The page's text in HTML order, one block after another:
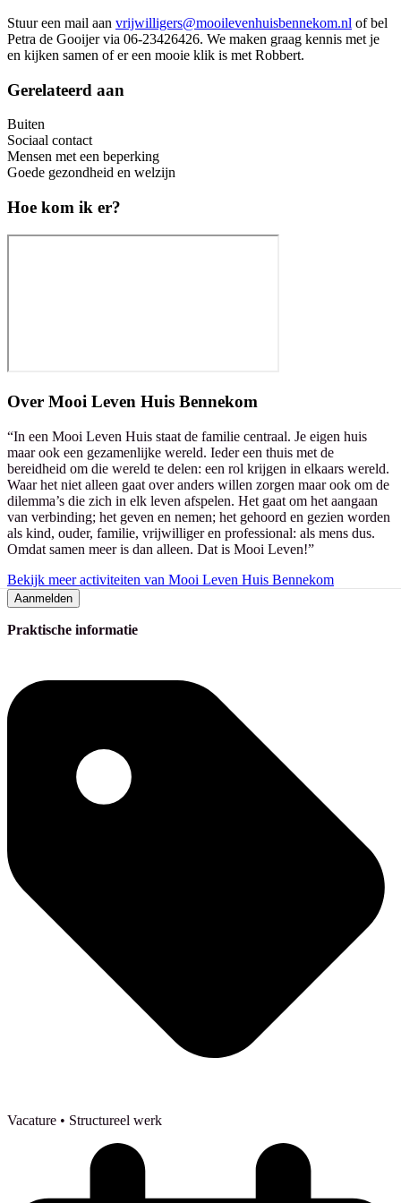
Stuur een mail aan vrijwilligers@mooilevenhuisbennekom.nl of bel
Petra de Gooijer via 06-23426426. We maken graag kennis met je
en kijken samen of er een mooie klik is met Robbert.
Gerelateerd aan
Buiten
Sociaal contact
Mensen met een beperking
Goede gezondheid en welzijn
Hoe kom ik er?
Over Mooi Leven Huis Bennekom
“In een Mooi Leven Huis staat de familie centraal. Je eigen huis
maar ook een gezamenlijke wereld. Ieder een thuis met de
bereidheid om die wereld te delen: een rol krijgen in elkaars wereld.
Waar het niet alleen gaat over anders willen zorgen maar ook om de
dilemma’s die zich in elk leven afspelen. Het gaat om het aangaan
van verbinding; het geven en nemen; het gehoord en gezien worden
als kind, ouder, familie, vrijwilliger en professional: als mens dus.
Omdat samen meer is dan alleen. Dat is Mooi Leven!”
Bekijk meer activiteiten van Mooi Leven Huis Bennekom
Aanmelden
Praktische informatie
Vacature • Structureel werk